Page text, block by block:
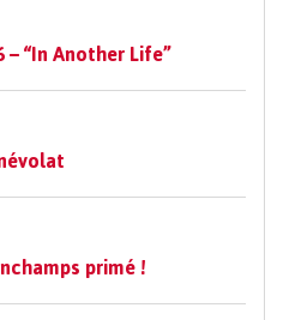
“In Another Life”
primé !